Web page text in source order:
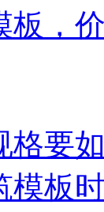
板，
格要
模板